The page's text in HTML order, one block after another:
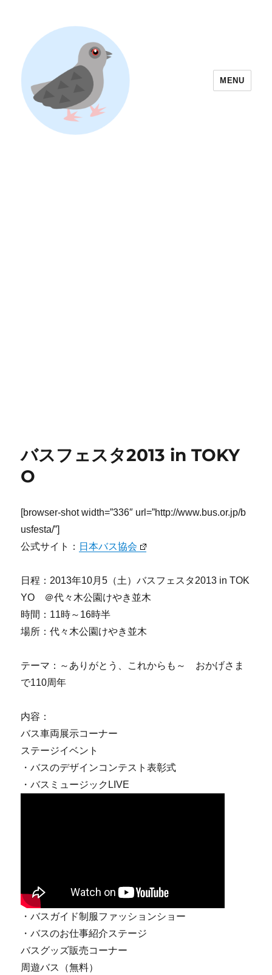
MENU
バスフェスタ2013 in TOKY
O
[browser-shot width=”336″ url=”http://www.bus.or.jp/b
usfesta/”]
公式サイト： 日本バス協会
日程：2013年10月5（土）バスフェスタ2013 in TOK
YO ＠代々木公園けやき並木
時間：11時～16時半
場所：代々木公園けやき並木
テーマ：～ありがとう、これからも～ おかげさま
で110周年
内容：
バス車両展示コーナー
ステージイベント
・バスのデザインコンテスト表彰式
・バスミュージックLIVE
・バスガイド制服ファッションショー
・バスのお仕事紹介ステージ
バスグッズ販売コーナー
周遊バス（無料）